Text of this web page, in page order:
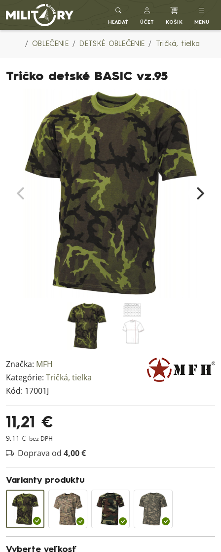
Army shop MILITARY RANGE SK
HĽADAŤ ÚČET KOŠÍK MENU
OBLEČENIE DETSKÉ OBLEČENIE Tričká, tielka
Tričko detské BASIC vz.95
Značka: MFH
Kategórie: Tričká, tielka
Kód: 17001J
11,21 €
9,11 € bez DPH
Doprava od 4,00 €
Varianty produktu
Vyberte veľkosť